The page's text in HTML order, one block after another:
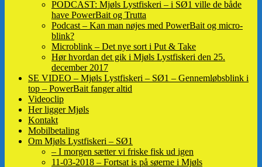
PODCAST: Mjøls Lystfiskeri – i SØ1 ville de både
have PowerBait og Trutta
Podcast – Kan man nøjes med PowerBait og micro-
blink?
Microblink – Det nye sort i Put & Take
Hør hvordan det gik i Mjøls Lystfiskeri den 25.
december 2017
SE VIDEO – Mjøls Lystfiskeri – SØ1 – Gennemløbsblink i
top – PowerBait fanger altid
Videoclip
Her ligger Mjøls
Kontakt
Mobilbetaling
Om Mjøls Lystfiskeri – SØ1
– I morgen sætter vi friske fisk ud igen
11-03-2018 – Fortsat is på søerne i Mjøls